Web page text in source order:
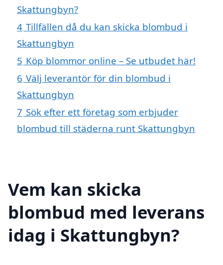
Skattungbyn?
4 Tillfällen då du kan skicka blombud i
Skattungbyn
5 Köp blommor online – Se utbudet här!
6 Välj leverantör för din blombud i
Skattungbyn
7 Sök efter ett företag som erbjuder
blombud till städerna runt Skattungbyn
Vem kan skicka
blombud med leverans
idag i Skattungbyn?